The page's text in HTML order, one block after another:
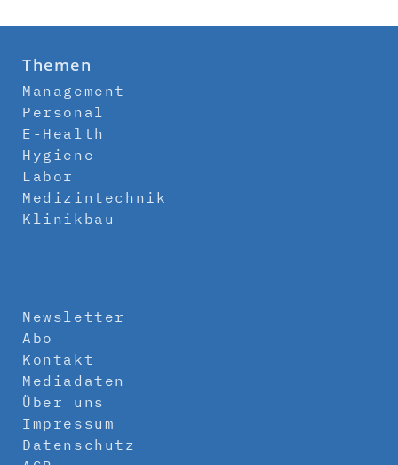
Themen
Management
Personal
E-Health
Hygiene
Labor
Medizintechnik
Klinikbau
Newsletter
Abo
Kontakt
Mediadaten
Über uns
Impressum
Datenschutz